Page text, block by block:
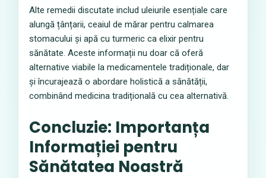
Alte remedii discutate includ uleiurile esențiale care
alungă țânțarii, ceaiul de mărar pentru calmarea
stomacului și apă cu turmeric ca elixir pentru
sănătate. Aceste informații nu doar că oferă
alternative viabile la medicamentele tradiționale, dar
și încurajează o abordare holistică a sănătății,
combinând medicina tradițională cu cea alternativă.
Concluzie: Importanța
Informației pentru
Sănătatea Noastră